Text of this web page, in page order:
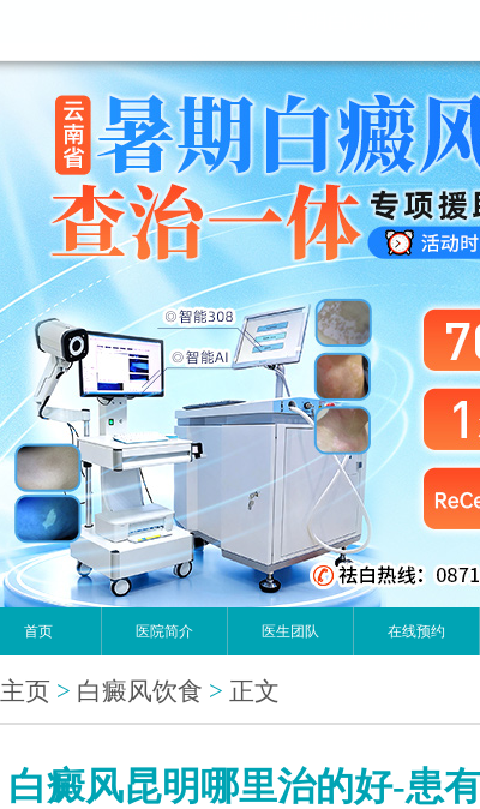
首页 医院简介 医生团队 在线预约
主页 > 白癜风饮食 > 正文
白癜风昆明哪里治的好-患